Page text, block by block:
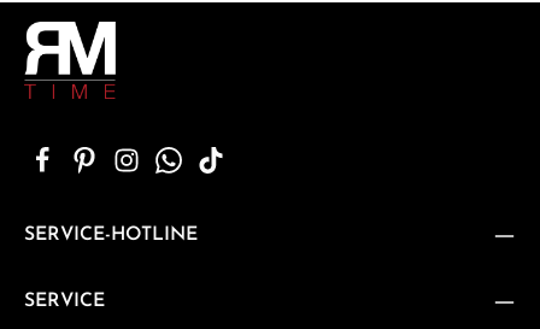
SERVICE-HOTLINE
SERVICE